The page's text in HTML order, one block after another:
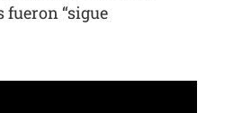
fueron “sigue